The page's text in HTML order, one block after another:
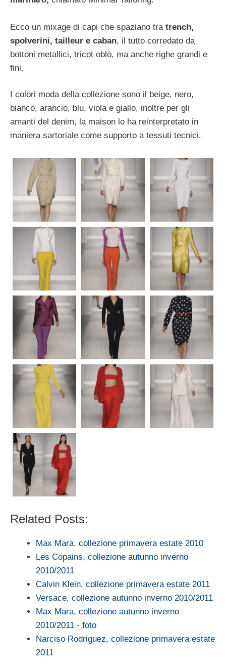
Ecco un mixage di capi che spaziano tra trench,
spolverini, tailleur e caban, il tutto corredato da
bottoni metallici, tricot oblò, ma anche righe grandi e
fini.
I colori moda della collezione sono il beige, nero,
bianco, arancio, blu, viola e giallo, inoltre per gli
amanti del denim, la maison lo ha reinterpretato in
maniera sartoriale come supporto a tessuti tecnici.
Related Posts:
Max Mara, collezione primavera estate 2010
Les Copains, collezione autunno inverno
2010/2011
Calvin Klein, collezione primavera estate 2011
Versace, collezione autunno inverno 2010/2011
Max Mara, collezione autunno inverno
2010/2011 - foto
Narciso Rodriguez, collezione primavera estate
2011